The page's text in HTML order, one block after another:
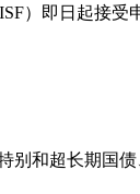
）即日起接
和超长期国